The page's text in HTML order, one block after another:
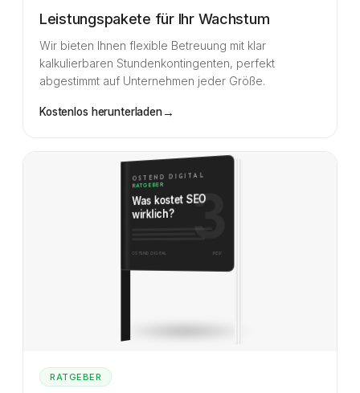
Leistungspakete für Ihr Wachstum
Wir bieten Ihnen flexible Betreuung mit klar
kalkulierbaren Stundenkontingenten, perfekt
abgestimmt auf Unternehmen jeder Größe.
Kostenlos herunterladen→
OSTEND DIGITAL
3
RATGEBER
Was kostet SEO
wirklich?
OSTEND.DIGITAL PDF
RATGEBER